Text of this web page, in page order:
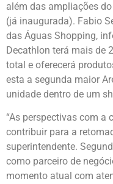
além das ampliações
(já inaugurada). Fabio
das Águas Shopping,
Decathlon terá mais de
total e oferecerá
esta a segunda maior
unidade dentro de um
“As perspectivas com a
contribuir para a
superintendente.
como parceiro de
momento atual com